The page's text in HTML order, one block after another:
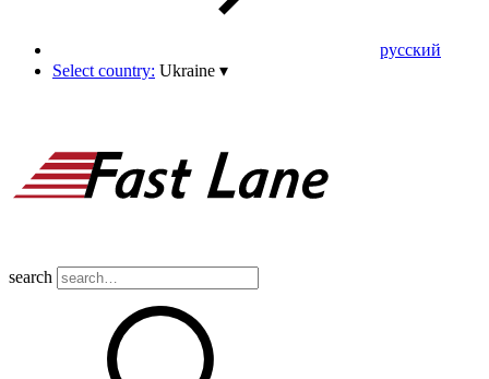
pусский
Select country: Ukraine ▾
search